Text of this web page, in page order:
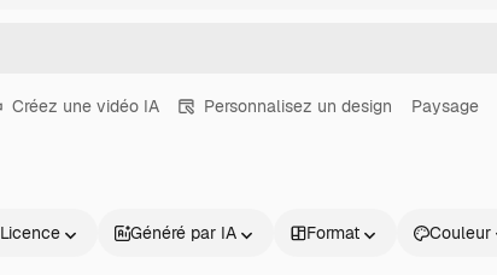
Créez une vidéo IA Personnalisez un design Paysage
Licence Généré par IA Format Couleur